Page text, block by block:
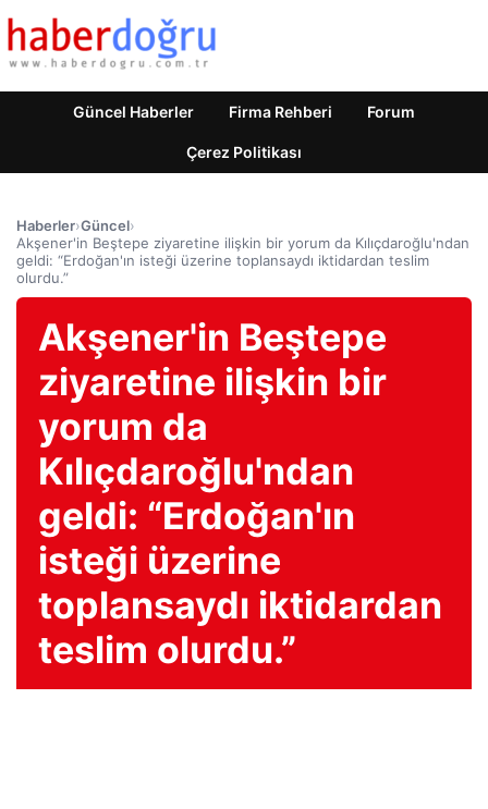
Güncel Haberler Firma Rehberi Forum
Çerez Politikası
Haberler›Güncel›
Akşener'in Beştepe ziyaretine ilişkin bir yorum da Kılıçdaroğlu'ndan
geldi: “Erdoğan'ın isteği üzerine toplansaydı iktidardan teslim
olurdu.”
Akşener'in Beştepe
ziyaretine ilişkin bir
yorum da
Kılıçdaroğlu'ndan
geldi: “Erdoğan'ın
isteği üzerine
toplansaydı iktidardan
teslim olurdu.”